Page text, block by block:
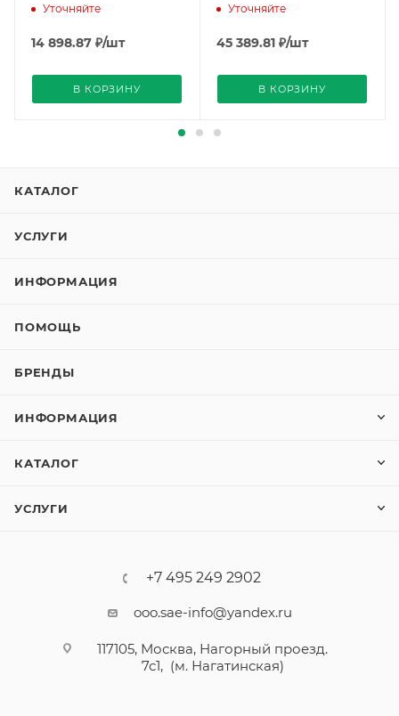
(BPZ:PXA-H1), Siemens
Уточняйте
14 898.87 ₽/шт
В КОРЗИНУ
Уточняйте
45 389.81 ₽/шт
В КОРЗИНУ
КАТАЛОГ
УСЛУГИ
ИНФОРМАЦИЯ
ПОМОЩЬ
БРЕНДЫ
ИНФОРМАЦИЯ
КАТАЛОГ
УСЛУГИ
+7 495 249 2902
ooo.sae-info@yandex.ru
117105, Москва, Нагорный проезд.
7с1, (м. Нагатинская)